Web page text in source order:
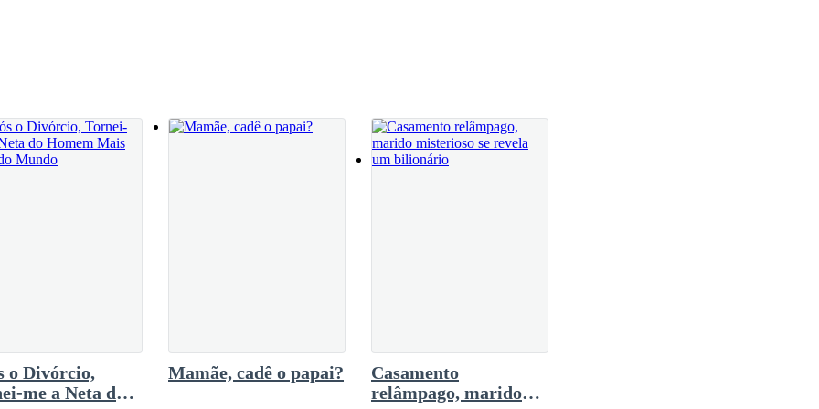
quando eles estavam mais velhos e melhores de vida, o que foi bom. Dois anos depois dele veio Layla e eles conseguiram
a relação deles e não cair na mesmice, mas ela se recusava. Qualquer coisa nova ou diferente demais para ela, era
e andou devagar até ela. Se abaixou e foi
o Divórcio,
me a Neta do
Mamãe, cadê o papai?
Casamento
relâmpago, marido